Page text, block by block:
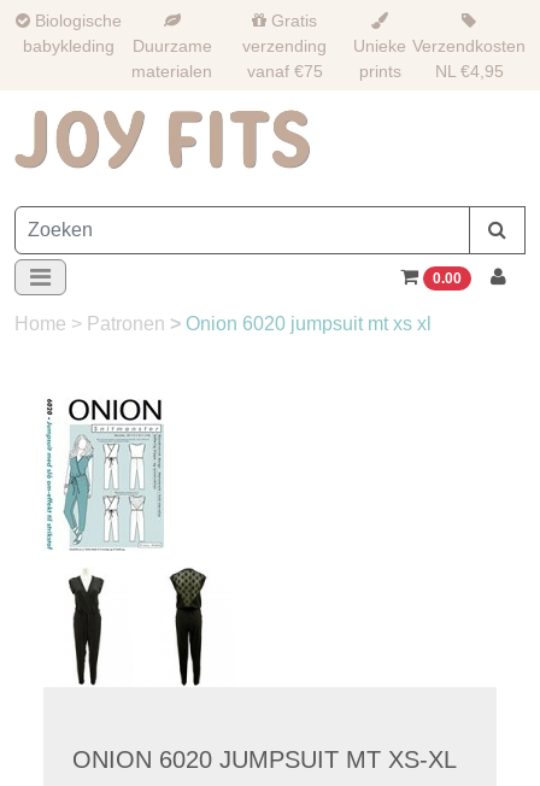
Biologische
babykleding
Duurzame
materialen
Gratis
verzending
vanaf €75
Unieke
prints
Verzendkosten
NL €4,95
0.00
Home > Patronen > Onion 6020 jumpsuit mt xs xl
ONION 6020 JUMPSUIT MT XS-XL